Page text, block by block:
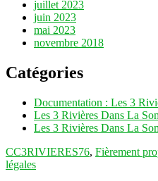
juillet 2023
juin 2023
mai 2023
novembre 2018
Catégories
Documentation : Les 3
Les 3 Rivières Dans La
Les 3 Rivières Dans La
CC3RIVIERES76, Fièrement
légales